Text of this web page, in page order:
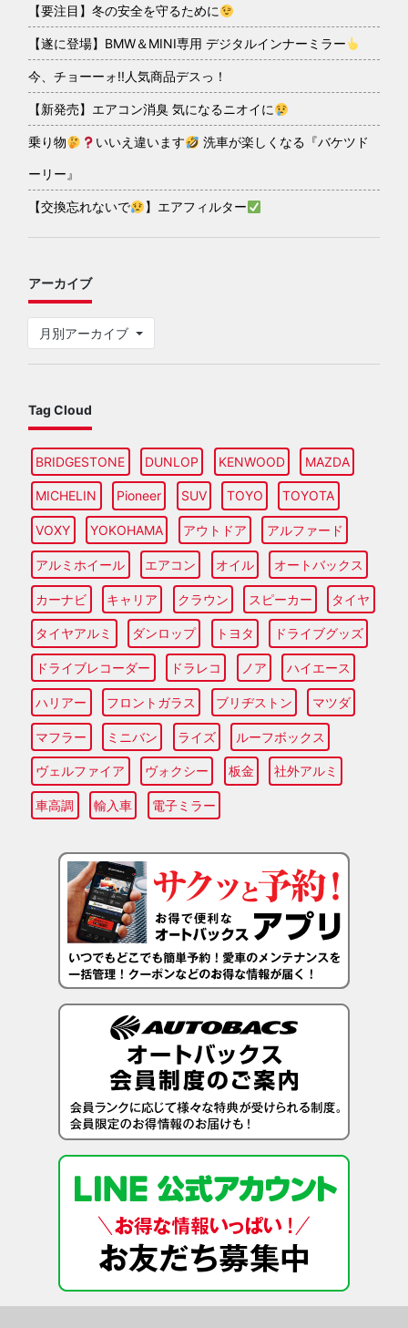
【要注目】冬の安全を守るために
【遂に登場】BMW＆MINI専用 デジタルインナーミラー
今、チョーーォ!!人気商品デスっ！
【新発売】エアコン消臭 気になるニオイに
乗り物 いいえ違います 洗車が楽しくなる『バケツド
ーリー』
【交換忘れないで 】エアフィルター
アーカイブ
月別アーカイブ
Tag Cloud
BRIDGESTONE DUNLOP KENWOOD MAZDA
MICHELIN Pioneer SUV TOYO TOYOTA
VOXY YOKOHAMA アウトドア アルファード
アルミホイール エアコン オイル オートバックス
カーナビ キャリア クラウン スピーカー タイヤ
タイヤアルミ ダンロップ トヨタ ドライブグッズ
ドライブレコーダー ドラレコ ノア ハイエース
ハリアー フロントガラス ブリヂストン マツダ
マフラー ミニバン ライズ ルーフボックス
ヴェルファイア ヴォクシー 板金 社外アルミ
車高調 輸入車 電子ミラー